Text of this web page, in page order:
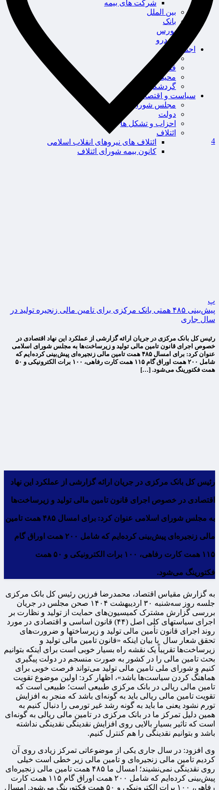
شرکت های بیمه
بین الملل
بانک
بورس
خودرو
اجتماعی
سلامت
قضایی
محیط زیست
گردشگری
سیاست و اقتصاد
مجلس شورای اسلامی
دولت
احزاب و تشکل ها
ائتلاف
ائتلاف های نیروهای انقلاب اسلامی
کانون بیمه شورای ائتلاف
4
پ
پیش‌بینی ۴۸۵ همتی بانک مرکزی برای تامین مالی زنجیره تولید در
سال جاری
رئیس کل بانک مرکزی در جریان ارائه گزارشی از عملکرد این نهاد اقتصادی در
خصوص اجرای قانون تامین مالی تولید و زیرساخت‌ها به مجلس شورای اسلامی
عنوان کرد: برای امسال ۴۸۵ همت تامین مالی زنجیره‌ای پیش‌بینی کرده‌ایم که
شامل ۲۰۰ همت اوراق گام ۱۱۵ همت کارت رفاهی، ۱۰۰ برات الکترونیکی و ۵۰
همت فکتورینگ می‌شود. […]
رئیس کل بانک مرکزی در جریان ارائه گزارشی از عملکرد این نهاد
اقتصادی در خصوص اجرای قانون تامین مالی تولید و زیرساخت‌ها
به مجلس شورای اسلامی عنوان کرد: برای امسال ۴۸۵ همت تامین
مالی زنجیره‌ای پیش‌بینی کرده‌ایم که شامل ۲۰۰ همت اوراق گام
۱۱۵ همت کارت رفاهی، ۱۰۰ برات الکترونیکی و ۵۰ همت
فکتورینگ می‌شود.
به گزارش مقیاس اقتصاد، محمدرضا فرزین رئیس کل بانک مرکزی
جلسه روز سه‌شنبه ۳۰ اردیبهشت ۱۴۰۴ صحن مجلس در جریان
بررسی گزارش مشترک کمیسیون‌های حمایت از تولید و نظارت بر
اجرای سیاستهای کلی اصل (۴۴) قانون اساسی و اقتصادی در مورد
روند اجرای قانون تأمین مالی تولید و زیرساختها و ضرورت‌های
تحقق شعار سال با بیان اینکه «قانون تامین مالی تولید و
زیرساخت‌ها تقریباً یک نقشه راه بسیار خوبی است برای اینکه بتوانیم
بحث تامین مالی را در کشور به صورت منسجم در دولت پیگیری
کنیم و شورای ملی تامین مالی تولید می‌تواند فرصت خوبی برای
هماهنگ کردن سیاست‌ها باشد»، اظهار کرد: اولین موضوع تقویت
تامین مالی ریالی در بانک مرکزی طبیعی است؛ طبیعی است که
تقویت تامین مالی ریالی باید به گونه‌ای باشد که منجر به افزایش
تورم نشود یعنی ما باید به گونه رشد غیر تورمی را دنبال کنیم به
همین دلیل تمرکز ما در بانک مرکزی در تامین مالی ریالی به گونه‌ای‌
است که تاثیر بسیار بالایی روی افزایش نقدینگی نقدینگی نداشته
باشد و بتوانیم نقدینگی را هم کنترل کنیم.
وی افزود: در سال جاری یکی از موضوعاتی تمرکز زیادی روی آن
کردیم تامین مالی زنجیره‌ای و تامین مالی زیر خطی است خیلی
روی نقدینگی نمی‌نشیند؛ امسال ما ۴۸۵ همت تامین مالی زنجیره‌ای
پیش‌بینی کرده‌ایم که شامل ۲۰۰ همت اوراق گام ۱۱۵ همت کارت
رفاهی، ۱۰۰ برات الکترونیکی و ۵۰ همت فکتورینگ می‌شود. امسال